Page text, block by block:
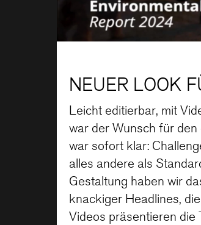
NEUER LOOK
Leicht editierbar, mit
war der Wunsch für
war sofort klar:
alles andere als
Gestaltung haben wir
knackiger Headlines,
Videos präsentieren die